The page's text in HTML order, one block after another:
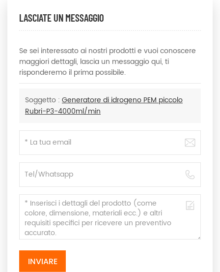
LASCIATE UN MESSAGGIO
Se sei interessato ai nostri prodotti e vuoi conoscere
maggiori dettagli, lascia un messaggio qui, ti
risponderemo il prima possibile.
Soggetto : Generatore di idrogeno PEM piccolo
Rubri-P3-4000ml/min
INVIARE